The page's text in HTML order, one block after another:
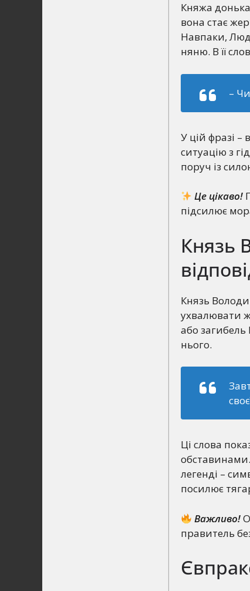
Княжа
вона стає
Навпаки,
няню. В її
–
У цій фразі –
ситуацію з
поруч із
Це цікаво!
підсилює
Князь
Князь
ухвалювати
або
нього.
Ці слова
обставинами.
легенді –
посилює
Важливо!
правитель